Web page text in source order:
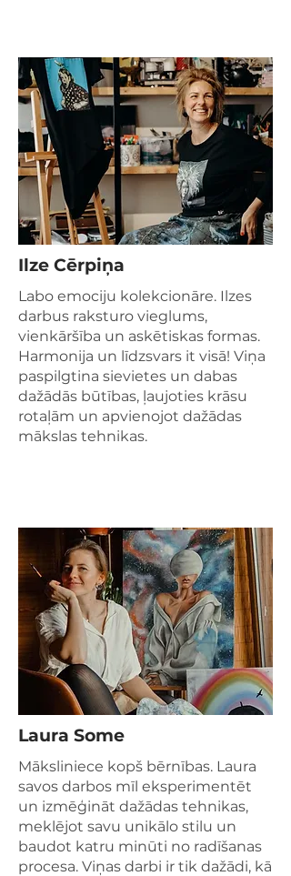
Ilze Cērpiņa
Labo emociju kolekcionāre. Ilzes
darbus raksturo vieglums,
vienkāršība un askētiskas formas.
Harmonija un līdzsvars it visā! Viņa
paspilgtina sievietes un dabas
dažādās būtības, ļaujoties krāsu
rotaļām un apvienojot dažādas
mākslas tehnikas.
Laura Some
Māksliniece kopš bērnības. Laura
savos darbos mīl eksperimentēt
un izmēģināt dažādas tehnikas,
meklējot savu unikālo stilu un
baudot katru minūti no radīšanas
procesa. Viņas darbi ir tik dažādi, kā